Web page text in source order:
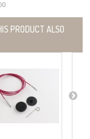
PRODUCT ALSO